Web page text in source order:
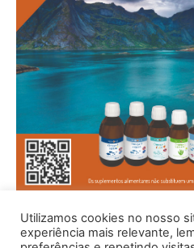
Utilizamos cookies no nosso
experiência mais relevante,